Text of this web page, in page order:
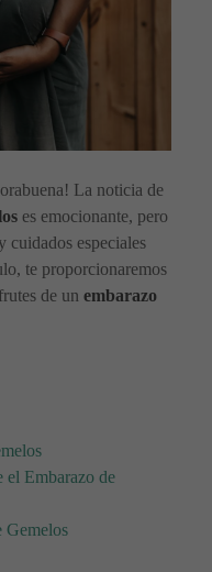
La noticia de
es emocionante, pero
cuidados especiales
te proporcionaremos
de un embarazo
el Embarazo de
Gemelos